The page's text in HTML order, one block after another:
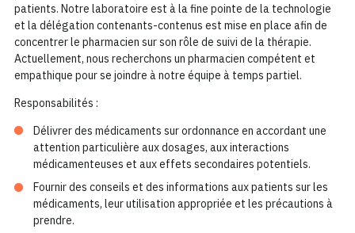
patients. Notre laboratoire est à la fine pointe de la technologie
et la délégation contenants-contenus est mise en place afin de
concentrer le pharmacien sur son rôle de suivi de la thérapie.
Actuellement, nous recherchons un pharmacien compétent et
empathique pour se joindre à notre équipe à temps partiel.
Responsabilités :
Délivrer des médicaments sur ordonnance en accordant une
attention particulière aux dosages, aux interactions
médicamenteuses et aux effets secondaires potentiels.
Fournir des conseils et des informations aux patients sur les
médicaments, leur utilisation appropriée et les précautions à
prendre.